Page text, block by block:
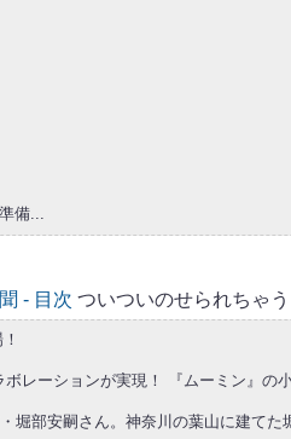
備...
- 目次 ついついのせられちゃう
ボレーションが実現！ 『ムーミン』
堀部安嗣さん。神奈川の葉山に建てた